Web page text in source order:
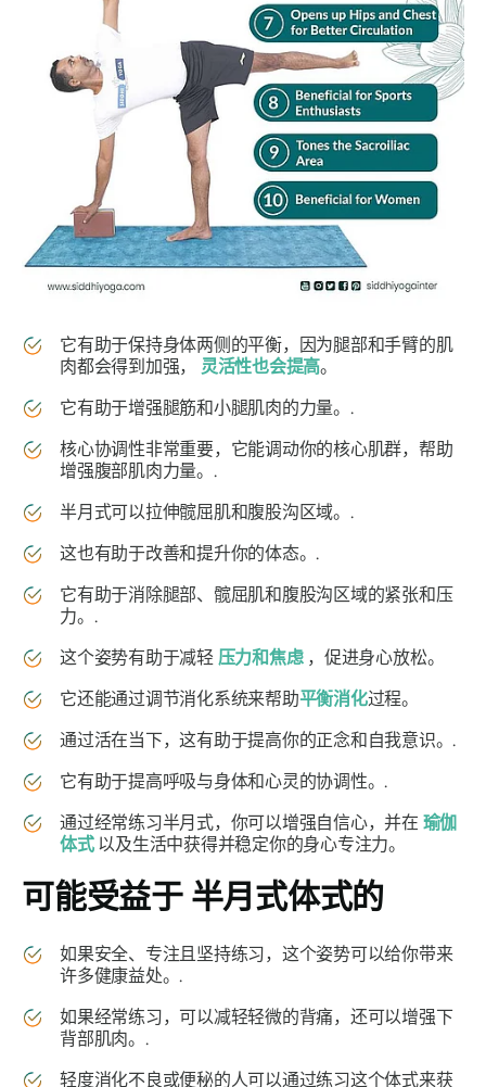
它有助于保持身体两侧的平衡，因为腿部和手臂的肌
肉都会得到加强， 灵活性也会提高。
它有助于增强腿筋和小腿肌肉的力量。.
核心协调性非常重要，它能调动你的核心肌群，帮助
增强腹部肌肉力量。.
半月式可以拉伸髋屈肌和腹股沟区域。.
这也有助于改善和提升你的体态。.
它有助于消除腿部、髋屈肌和腹股沟区域的紧张和压
力。.
这个姿势有助于减轻 压力和焦虑，促进身心放松。
它还能通过调节消化系统来帮助平衡消化过程。
通过活在当下，这有助于提高你的正念和自我意识。.
它有助于提高呼吸与身体和心灵的协调性。.
通过经常练习半月式，你可以增强自信心，并在 瑜伽
体式以及生活中获得并稳定你的身心专注力。
可能受益于 半月式体式的
如果安全、专注且坚持练习，这个姿势可以给你带来
许多健康益处。.
如果经常练习，可以减轻轻微的背痛，还可以增强下
背部肌肉。.
轻度消化不良或便秘的人可以通过练习这个体式来获